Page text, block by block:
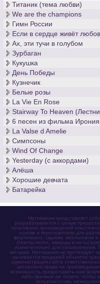
Титаник (тема любви)
We are the champions
Гимн России
Если в сердце живёт
Ах, эти тучи в голубом
Зурбаган
Кукушка
День Победы
Кузнечик
Белые розы
La Vie En Rose
Stairway To Heaven
6 песен из фильма
La Valse d Amelie
Симпсоны
Wind Of Change
Yesterday (с аккордами)
Алёша
Хорошие девчата
Батарейка
Нотомания представляет
разрабатывается с целью
популярных произведений
основе в переложениях для
фортепиано, скрипки, виолончели
(тексты песен, аккорды и ноты)
исключительно для ознакомления.
авторам. Нотомания не претендует
занимается продажей объектов
администрация сайта
авторского права на
возможность предоставить нам
либо причине не хотите,
пользователям,